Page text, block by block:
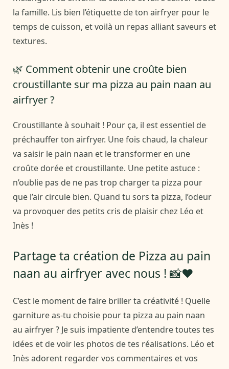
la famille. Lis bien l’étiquette de ton airfryer pour le
temps de cuisson, et voilà un repas alliant saveurs et
textures.
🌿 Comment obtenir une croûte bien
croustillante sur ma pizza au pain naan au
airfryer ?
Croustillante à souhait ! Pour ça, il est essentiel de
préchauffer ton airfryer. Une fois chaud, la chaleur
va saisir le pain naan et le transformer en une
croûte dorée et croustillante. Une petite astuce :
n’oublie pas de ne pas trop charger ta pizza pour
que l’air circule bien. Quand tu sors ta pizza, l’odeur
va provoquer des petits cris de plaisir chez Léo et
Inès !
Partage ta création de Pizza au pain
naan au airfryer avec nous ! 📸❤️
C’est le moment de faire briller ta créativité ! Quelle
garniture as-tu choisie pour ta pizza au pain naan
au airfryer ? Je suis impatiente d’entendre toutes tes
idées et de voir les photos de tes réalisations. Léo et
Inès adorent regarder vos commentaires et vos